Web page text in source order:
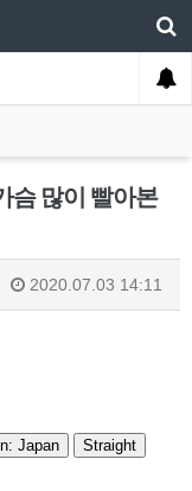
슴 많이 빨아본
2020.07.03 14:11